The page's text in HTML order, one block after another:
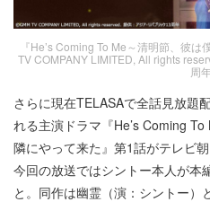
『He’s Coming To Me～清明節、彼
TV COMPANY LIMITED, All rights
周
さらに現在TELASAで全話見放題
れる主演ドラマ『He’s Coming
隣にやって来た』第1話がテレビ
今回の放送ではシントー本人が本
と。同作は幽霊（演：シントー）